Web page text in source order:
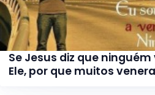
Se Jesus diz que
Ele, por que muitos